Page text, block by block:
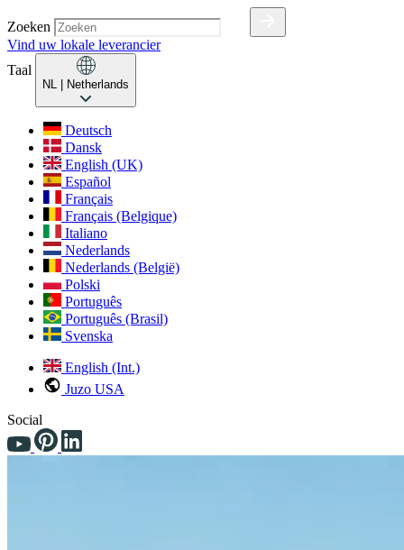
Zoeken
Vind uw lokale leverancier
Taal
NL | Netherlands
Deutsch
Dansk
English (UK)
Español
Français
Français (Belgique)
Italiano
Nederlands
Nederlands (België)
Polski
Português
Português (Brasil)
Svenska
English (Int.)
Juzo USA
Social